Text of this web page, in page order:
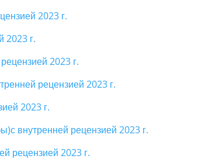
2023 г.
2023 г.
2023 г.
рецензией 2023 г.
2023 г.
внутренней рецензией 2023 г.
рецензией 2023 г.